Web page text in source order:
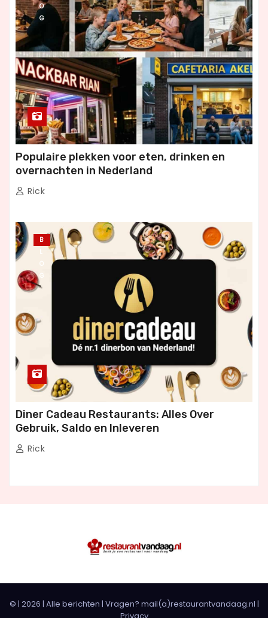
O
G
Populaire plekken voor eten, drinken en
overnachten in Nederland
Rick
B
L
O
G
Diner Cadeau Restaurants: Alles Over
Gebruik, Saldo en Inleveren
Rick
© | 2026 | Alle berichten | Vragen? mail(a)restaurantvandaag.nl |